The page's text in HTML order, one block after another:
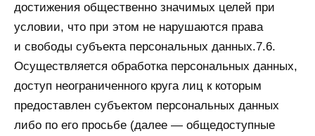
достижения общественно значимых целей при
условии, что при этом не нарушаются права
и свободы субъекта персональных данных.7.6.
Осуществляется обработка персональных данных,
доступ неограниченного круга лиц к которым
предоставлен субъектом персональных данных
либо по его просьбе (далее — общедоступные